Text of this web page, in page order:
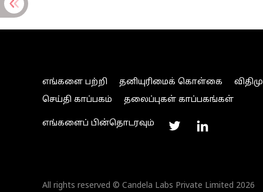
எங்களை பற்றி தனியுரிமைக் கொள்கை
செய்தி காப்பகம்
தலைப்புகள் காப்பகங்கள்
எங்களைப் பின்தொடரவும்
All rights reserved © Candela Labs Private Limited 2026